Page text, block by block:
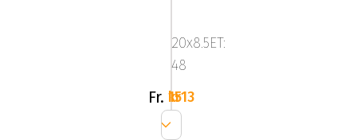
Gray
20x8.5ET:
48
Fr. 1513 kr